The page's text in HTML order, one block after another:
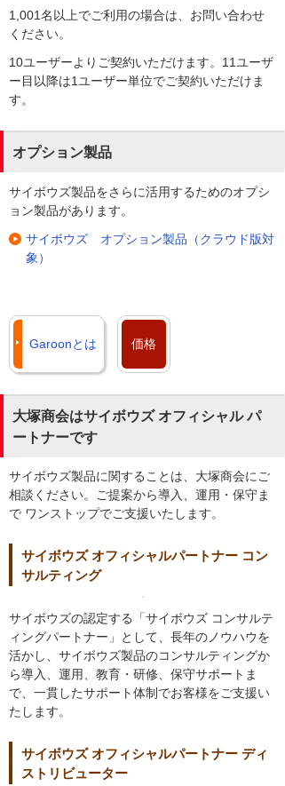
1,001名以上でご利用の場合は、お問い合わせ
ください。
10ユーザーよりご契約いただけます。11ユーザ
ー目以降は1ユーザー単位でご契約いただけま
す。
オプション製品
サイボウズ製品をさらに活用するためのオプシ
ョン製品があります。
サイボウズ オプション製品（クラウド版対
象）
Garoonとは 価格
大塚商会はサイボウズ オフィシャル パ
ートナーです
サイボウズ製品に関することは、大塚商会にご
相談ください。ご提案から導入、運用・保守ま
で ワンストップでご支援いたします。
サイボウズ オフィシャルパートナー コン
サルティング
サイボウズの認定する「サイボウズ コンサルテ
ィングパートナー」として、長年のノウハウを
活かし、サイボウズ製品のコンサルティングか
ら導入、運用、教育・研修、保守サポートま
で、一貫したサポート体制でお客様をご支援い
たします。
サイボウズ オフィシャルパートナー ディ
ストリビューター